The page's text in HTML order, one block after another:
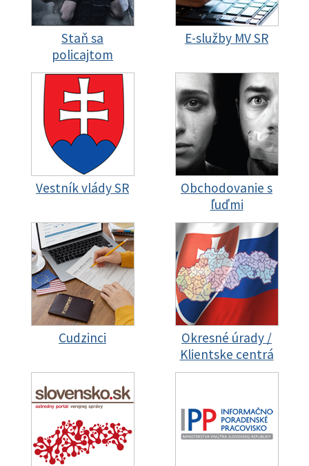
Staň sa
policajtom
E-služby MV SR
Vestník vlády SR
Obchodovanie s
ľuďmi
Cudzinci
Okresné úrady /
Klientske centrá